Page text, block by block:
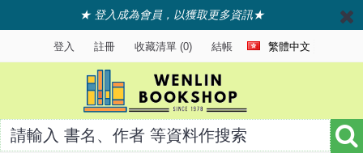
★ 登入成為會員，以獲取更多資訊★
登入 註冊 收藏清單 (0) 結帳 繁體中文